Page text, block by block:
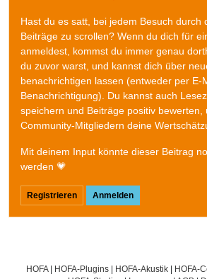
Hast du es satt, bei jedem Besuch durch
Beiträge zu scrollen? Wenn du dich für
anmeldest, kommst du immer genau
du zuvor warst, und kannst dich über
benachrichtigen lassen (entweder per E-
Benachrichtigung). Du kannst auch
speichern und Beiträge positiv bewerten,
Community-Mitgliedern deine
Mit deinem Input könnte dieser Beitrag
werden 💗
Registrieren Anmelden
HOFA| HOFA-Plugins HOFA-Akustik HOFA-